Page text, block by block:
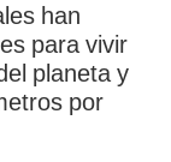
han
para vivir
planeta y
por